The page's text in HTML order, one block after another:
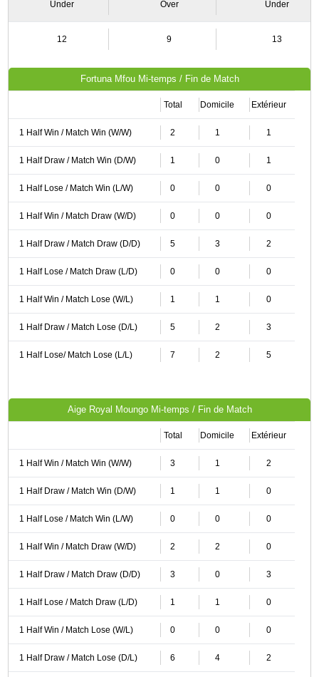
Under Over Under
12 9 13
Fortuna Mfou Mi-temps / Fin de Match
Total Domicile Extérieur
1 Half Win / Match Win (W/W) 2 1 1
1 Half Draw / Match Win (D/W) 1 0 1
1 Half Lose / Match Win (L/W) 0 0 0
1 Half Win / Match Draw (W/D) 0 0 0
1 Half Draw / Match Draw (D/D) 5 3 2
1 Half Lose / Match Draw (L/D) 0 0 0
1 Half Win / Match Lose (W/L) 1 1 0
1 Half Draw / Match Lose (D/L) 5 2 3
1 Half Lose/ Match Lose (L/L) 7 2 5
Aige Royal Moungo Mi-temps / Fin de Match
Total Domicile Extérieur
1 Half Win / Match Win (W/W) 3 1 2
1 Half Draw / Match Win (D/W) 1 1 0
1 Half Lose / Match Win (L/W) 0 0 0
1 Half Win / Match Draw (W/D) 2 2 0
1 Half Draw / Match Draw (D/D) 3 0 3
1 Half Lose / Match Draw (L/D) 1 1 0
1 Half Win / Match Lose (W/L) 0 0 0
1 Half Draw / Match Lose (D/L) 6 4 2